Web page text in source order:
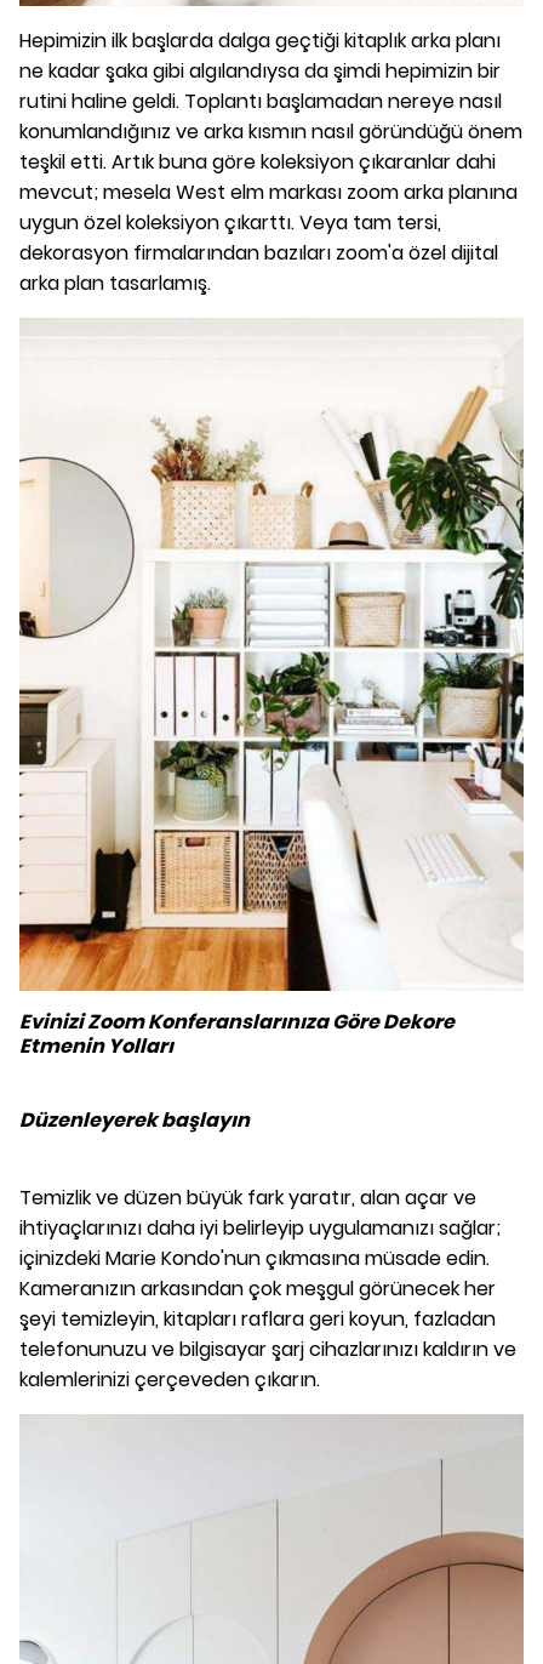
Hepimizin ilk başlarda dalga geçtiği kitaplık arka planı
ne kadar şaka gibi algılandıysa da şimdi hepimizin bir
rutini haline geldi. Toplantı başlamadan nereye nasıl
konumlandığınız ve arka kısmın nasıl göründüğü önem
teşkil etti.Artık buna göre koleksiyon çıkaranlar dahi
mevcut; mesela West elm markası zoom arka planına
uygun özel koleksiyon çıkarttı. Veya tam tersi,
dekorasyon firmalarından bazıları zoom'a özel dijital
arka plan tasarlamış.
Evinizi Zoom Konferanslarınıza Göre Dekore
Etmenin Yolları
Düzenleyerek başlayın
Temizlik ve düzen büyük fark yaratır, alan açar ve
ihtiyaçlarınızı daha iyi belirleyip uygulamanızı sağlar;
içinizdeki Marie Kondo'nun çıkmasına müsade edin.
Kameranızın arkasından çok meşgul görünecek her
şeyi temizleyin, kitapları raflara geri koyun, fazladan
telefonunuzu ve bilgisayar şarj cihazlarınızı kaldırın ve
kalemlerinizi çerçeveden çıkarın.